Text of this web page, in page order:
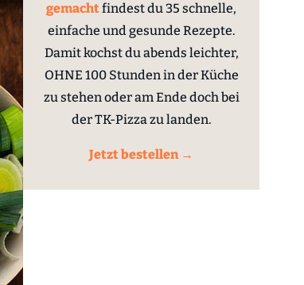
gemachtfindest du 35 schnelle,
einfache und gesunde Rezepte.
Damit kochst du abends leichter,
OHNE 100 Stunden in der Küche
zu stehen oder am Ende doch bei
der TK-Pizza zu landen.
Jetzt bestellen →